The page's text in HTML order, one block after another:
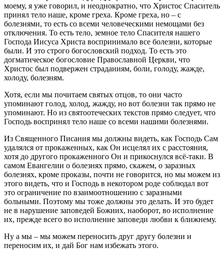
моему, я уже говорил, и неоднократно, что Христос Спаситель
принял тело наше, кроме греха. Кроме греха, но – с
болезнями, то есть со всеми человеческими немощами без
отключения. То есть тело, земное тело Спасителя нашего
Господа Иисуса Христа воспринимало все болезни, которые
были. И это строго богословский подход. То есть это
догматическое богословие Православной Церкви, что
Христос был подвержен страданиям, боли, голоду, жажде,
холоду, болезням.
Хотя, если мы почитаем святых отцов, то они часто
упоминают голод, холод, жажду, но вот болезни так прямо не
упоминают. Но из святоотеческих текстов прямо следует, что
Господь воспринял тело наше со всеми нашими болезнями.
Из Священного Писания мы должны видеть, как Господь Сам
удалялся от прокаженных, как Он исцелял их с расстояния,
хотя до другого прокаженного Он и прикоснулся всё-таки. В
самом Евангелии о болезнях прямо, скажем, о заразных
болезнях, кроме проказы, почти не говорится, но мы можем из
этого видеть, что и Господь в некотором роде соблюдал вот
это ограничение по взаимоотношению с заразными
больными. Поэтому мы тоже должны это делать. И это будет
не в нарушение заповедей Божиих, наоборот, во исполнение
их, прежде всего во исполнение заповеди любви к ближнему.
Ну а мы – мы можем переносить друг другу болезни и
переносим их, и дай Бог нам избежать этого.